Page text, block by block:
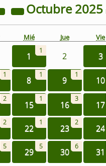
Octubre2025
Mié Jue Vie
1
1
2 3
1
8
1
9
1
10
2
15
1
16
3
17
2
22
1
23
2
24
5
29
5
30
6
31